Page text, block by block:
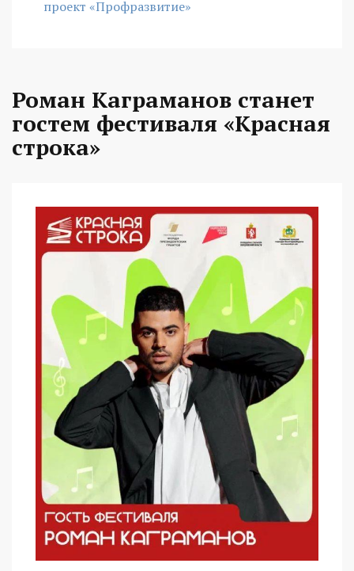
проект «Профразвитие»
Роман Каграманов станет
гостем фестиваля «Красная
строка»